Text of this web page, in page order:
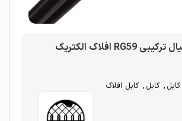
کابل کواکسیال ترکیبی RG59 افلاک الکتریک
, کابل , کابل افلاک